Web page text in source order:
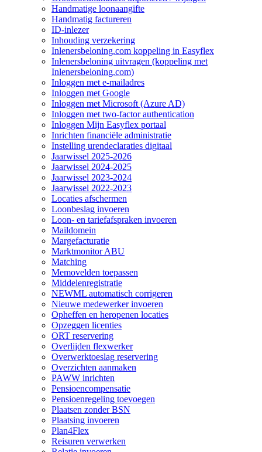
Handmatige loonaangifte
Handmatig factureren
ID-inlezer
Inhouding verzekering
Inlenersbeloning.com koppeling in Easyflex
Inlenersbeloning uitvragen (koppeling met
Inlenersbeloning.com)
Inloggen met e-mailadres
Inloggen met Google
Inloggen met Microsoft (Azure AD)
Inloggen met two-factor authentication
Inloggen Mijn Easyflex portaal
Inrichten financiële administratie
Instelling urendeclaraties digitaal
Jaarwissel 2025-2026
Jaarwissel 2024-2025
Jaarwissel 2023-2024
Jaarwissel 2022-2023
Locaties afschermen
Loonbeslag invoeren
Loon- en tariefafspraken invoeren
Maildomein
Margefacturatie
Marktmonitor ABU
Matching
Memovelden toepassen
Middelenregistratie
NEWML automatisch corrigeren
Nieuwe medewerker invoeren
Opheffen en heropenen locaties
Opzeggen licenties
ORT reservering
Overlijden flexwerker
Overwerktoeslag reservering
Overzichten aanmaken
PAWW inrichten
Pensioencompensatie
Pensioenregeling toevoegen
Plaatsen zonder BSN
Plaatsing invoeren
Plan4Flex
Reisuren verwerken